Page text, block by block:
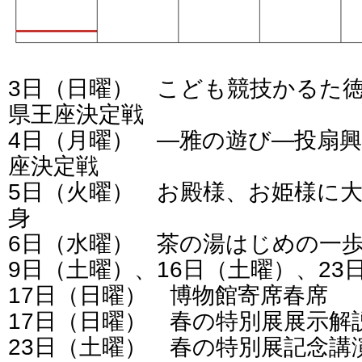
3日（日曜） こども競技かるた
県王座決定戦
4日（月曜） ―雅の遊び―投扇
座決定戦
5日（火曜） お殿様、お姫様に
身
6日（水曜） 茶の湯はじめの一
9日（土曜）、16日（土曜）、
17日（日曜） 博物館寄席春席
17日（日曜） 春の特別展展示解
23日（土曜） 春の特別展記念講